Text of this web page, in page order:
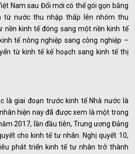
Nam sau Đổi mới có thể gói gọn bằng
từ nước thu nhập thấp lên nhóm thu
nền kinh tế đóng sang một nền kinh tế
tế nông nghiệp sang công nghiệp –
từ kinh tế kế hoạch sang kinh tế thị
là giai đoạn trước kinh tế Nhà nước là
hiện nay đã được xem là một trong
2017, lần đầu tiên, Trung ương Đảng
cho kinh tế tư nhân. Nghị quyết 10,
phát triển kinh tế tư nhân trở thành